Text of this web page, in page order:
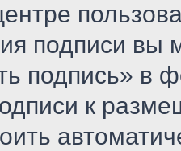
подписи вы
подпись» в
к